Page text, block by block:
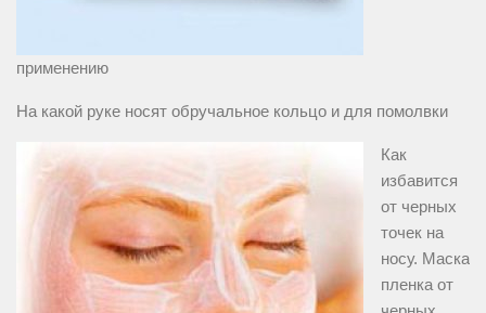
применению
На какой руке носят обручальное кольцо и для помолвки
Как
избавится
от черных
точек на
носу. Маска
пленка от